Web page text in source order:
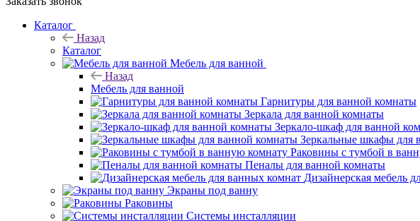
Каталог
Назад
Каталог
Мебель для ванной
Назад
Мебель для ванной
Гарнитуры для ванной комнаты
Зеркала для ванной комнаты
Зеркало-шкаф для ванной
Зеркальные шкафы для
Раковины с тумбой в
Пеналы для ванной комнаты
Дизайнерская мебель
Экраны под ванну
Раковины
Системы инсталляции